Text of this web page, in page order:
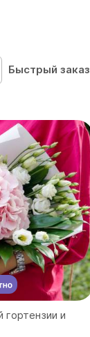
Быстрый заказ
гортензии и